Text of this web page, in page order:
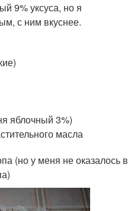
9% уксуса, но я
с ним вкуснее.
яблочный 3%)
масла
(но у меня не оказалось в